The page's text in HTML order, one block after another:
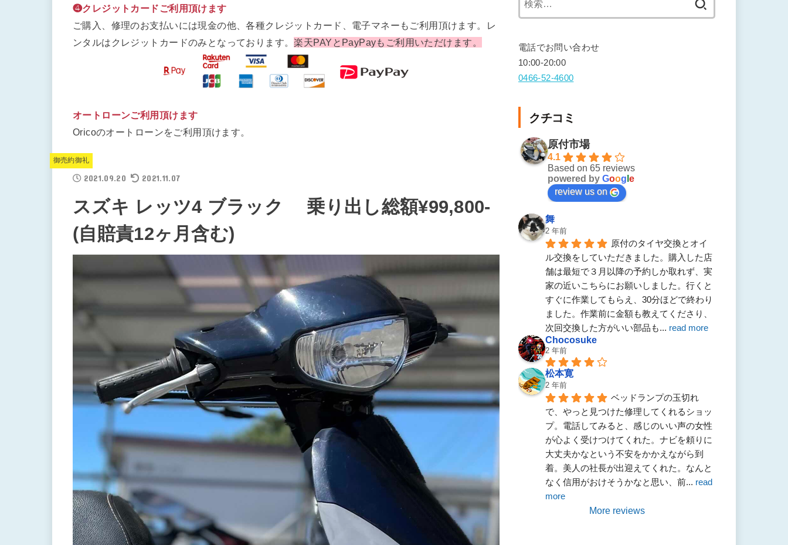
❹クレジットカードご利用頂けます
ご購入、修理のお支払いには現金の他、各種クレジットカード、電子マネーもご利用頂けます。レ
ンタルはクレジットカードのみとなっております。楽天PAYとPayPayもご利用いただけます。
オートローンご利用頂けます
Oricoのオートローンをご利用頂けます。
御売約御礼
2021.09.20 2021.11.07
スズキ レッツ4 ブラック 乗り出し総額¥99,800-
(自賠責12ヶ月含む)
電話でお問い合わせ
10:00-20:00
0466-52-4600
クチコミ
原付市場
4.1
Based on 65 reviews
powered by Goog e
review us on
舞
2 年前
原付のタイヤ交換とオイ
ル交換をしていただきました。購入した店
舗は最短で３月以降の予約しか取れず、実
家の近いこちらにお願いしました。行くと
すぐに作業してもらえ、30分ほどで終わり
ました。作業前に金額も教えてくださり、
次回交換した方がいい部品も... read more
Chocosuke
2 年前
松本寛
2 年前
ベッドランプの玉切れ
で、やっと見つけた修理してくれるショッ
プ。電話してみると、感じのいい声の女性
が心よく受けつけてくれた。ナビを頼りに
大丈夫かなという不安をかかえながら到
着。美人の社長が出迎えてくれた。なんと
なく信用がおけそうかなと思い、前... read
more
More reviews